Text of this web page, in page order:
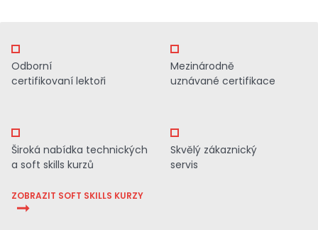
Odborní
certifikovaní lektoři
Mezinárodně
uznávané certifikace
Široká nabídka technických
a soft skills kurzů
ZOBRAZIT SOFT SKILLS KURZY
Skvělý zákaznický
servis